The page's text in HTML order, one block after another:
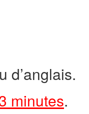
d’anglais.
minutes.